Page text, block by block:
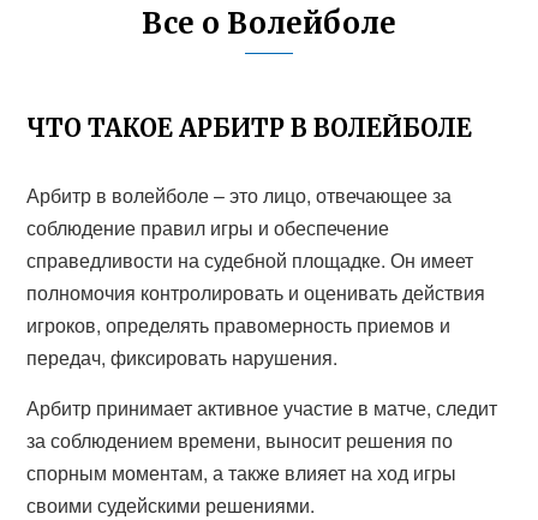
Все о Волейболе
ЧТО ТАКОЕ АРБИТР В ВОЛЕЙБОЛЕ
Арбитр в волейболе – это лицо, отвечающее за
соблюдение правил игры и обеспечение
справедливости на судебной площадке. Он имеет
полномочия контролировать и оценивать действия
игроков, определять правомерность приемов и
передач, фиксировать нарушения.
Арбитр принимает активное участие в матче, следит
за соблюдением времени, выносит решения по
спорным моментам, а также влияет на ход игры
своими судейскими решениями.